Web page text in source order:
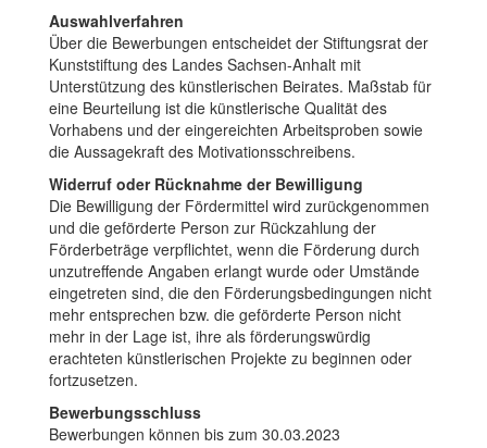
Auswahlverfahren
Über die Bewerbungen entscheidet der Stiftungsrat der
Kunststiftung des Landes Sachsen-Anhalt mit
Unterstützung des künstlerischen Beirates. Maßstab für
eine Beurteilung ist die künstlerische Qualität des
Vorhabens und der eingereichten Arbeitsproben sowie
die Aussagekraft des Motivationsschreibens.
Widerruf oder Rücknahme der Bewilligung
Die Bewilligung der Fördermittel wird zurückgenommen
und die geförderte Person zur Rückzahlung der
Förderbeträge verpflichtet, wenn die Förderung durch
unzutreffende Angaben erlangt wurde oder Umstände
eingetreten sind, die den Förderungsbedingungen nicht
mehr entsprechen bzw. die geförderte Person nicht
mehr in der Lage ist, ihre als förderungswürdig
erachteten künstlerischen Projekte zu beginnen oder
fortzusetzen.
Bewerbungsschluss
Bewerbungen können bis zum 30.03.2023